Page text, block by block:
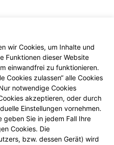
zu begleiten.
für
die auf Unterstützung
der
e. V. Schauen Sie gerne
wir Cookies, um Inhalte und
Funktionen dieser Website
einwandfrei zu funktionieren.
Cookies zulassen“ alle Cookies
notwendige Cookies
akzeptieren, oder durch
Einstellungen vornehmen.
Sie in jedem Fall Ihre
Cookies. Die
bzw. dessen Gerät) wird